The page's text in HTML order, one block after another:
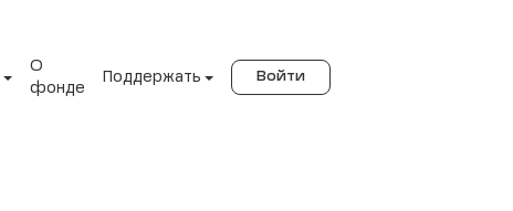
О
фонде
Поддержать Войти